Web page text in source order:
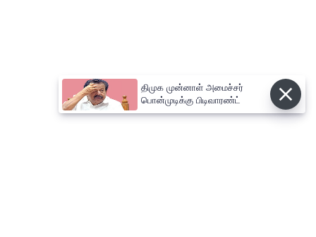
திமுக முன்னாள் அமைச்சர்
பொன்முடிக்கு பிடிவாரண்ட்